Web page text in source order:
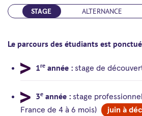
STAGE ALTERNANCE
Le parcours des étudiants est
1re année : stage de
3e année : stage
France de 4 à 6 mois)
juin à